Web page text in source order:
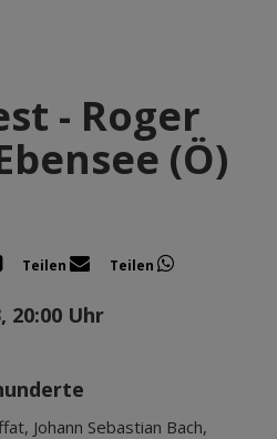
- Roger
(Ö)
Teilen Teilen
20:00 Uhr
Johann Sebastian Bach,